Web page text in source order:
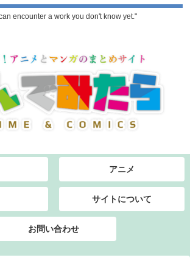
encounter a work you don't know yet."
アニメ
サイトについて
お問い合わせ